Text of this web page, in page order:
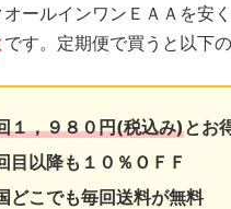
ールインワンＥＡＡを安
です。定期便で買うと以下
１，９８０円(税込み)とお
目以降も１０％ＯＦＦ
どこでも毎回送料が無料